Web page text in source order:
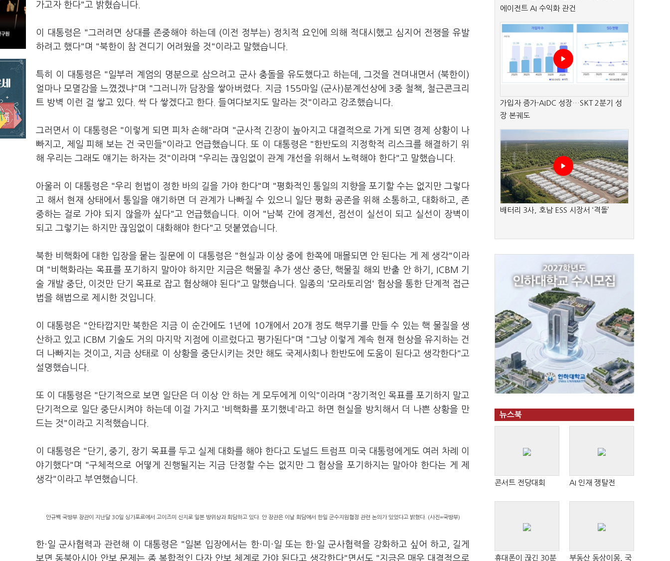
가고자 한다"고 밝혔습니다.
이 대통령은 "그러려면 상대를 존중해야 하는데 (이전 정부는) 정치적 요인에 의해 적대시했고 심지어 전쟁을 유발
하려고 했다"며 "북한이 참 견디기 어려웠을 것"이라고 말했습니다.
특히 이 대통령은 "일부러 계엄의 명분으로 삼으려고 군사 충돌을 유도했다고 하는데, 그것을 견뎌내면서 (북한이)
얼마나 모멸감을 느꼈겠냐"며 "그러니까 담장을 쌓아버렸다. 지금 155마일 (군사)분계선상에 3중 철책, 철근콘크리
트 방벽 이런 걸 쌓고 있다. 싹 다 쌓겠다고 한다. 들여다보지도 말라는 것"이라고 강조했습니다.
그러면서 이 대통령은 "이렇게 되면 피차 손해"라며 "군사적 긴장이 높아지고 대결적으로 가게 되면 경제 상황이 나
빠지고, 제일 피해 보는 건 국민들"이라고 언급했습니다. 또 이 대통령은 "한반도의 지정학적 리스크를 해결하기 위
해 우리는 그래도 얘기는 하자는 것"이라며 "우리는 끊임없이 관계 개선을 위해서 노력해야 한다"고 말했습니다.
아울러 이 대통령은 "우리 헌법이 정한 바의 길을 가야 한다"며 "평화적인 통일의 지향을 포기할 수는 없지만 그렇다
고 해서 현재 상태에서 통일을 얘기하면 더 관계가 나빠질 수 있으니 일단 평화 공존을 위해 소통하고, 대화하고, 존
중하는 걸로 가야 되지 않을까 싶다"고 언급했습니다. 이어 "남북 간에 경계선, 점선이 실선이 되고 실선이 장벽이
되고 그렇기는 하지만 끊임없이 대화해야 한다"고 덧붙였습니다.
북한 비핵화에 대한 입장을 뭍는 질문에 이 대통령은 "현실과 이상 중에 한쪽에 매몰되면 안 된다는 게 제 생각"이라
며 "비핵화라는 목표를 포기하지 말아야 하지만 지금은 핵물질 추가 생산 중단, 핵물질 해외 반출 안 하기, ICBM 기
술 개발 중단, 이것만 단기 목표로 잡고 협상해야 된다"고 말했습니다. 일종의 '모라토리엄' 협상을 통한 단계적 접근
법을 해법으로 제시한 것입니다.
이 대통령은 "안타깝지만 북한은 지금 이 순간에도 1년에 10개에서 20개 정도 핵무기를 만들 수 있는 핵 물질을 생
산하고 있고 ICBM 기술도 거의 마지막 지점에 이르렀다고 평가된다"며 "그냥 이렇게 계속 현재 현상을 유지하는 건
더 나빠지는 것이고, 지금 상태로 이 상황을 중단시키는 것만 해도 국제사회나 한반도에 도움이 된다고 생각한다"고
설명했습니다.
또 이 대통령은 "단기적으로 보면 일단은 더 이상 안 하는 게 모두에게 이익"이라며 "장기적인 목표를 포기하지 말고
단기적으로 일단 중단시켜야 하는데 이걸 가지고 '비핵화를 포기했네'라고 하면 현실을 방치해서 더 나쁜 상황을 만
드는 것"이라고 지적했습니다.
이 대통령은 "단기, 중기, 장기 목표를 두고 실제 대화를 해야 한다고 도널드 트럼프 미국 대통령에게도 여러 차례 이
야기했다"며 "구체적으로 어떻게 진행될지는 지금 단정할 수는 없지만 그 협상을 포기하지는 말아야 한다는 게 제
생각"이라고 부연했습니다.
안규백 국방부 장관이 지난달 30일 싱가포르에서 고이즈미 신지로 일본 방위상과 회담하고 있다. 안 장관은 이날 회담에서 한일 군수지원협정 관련 논의가 있었다고 밝혔다. (사진=국방부)
한·일 군사협력과 관련해 이 대통령은 "일본 입장에서는 한·미·일 또는 한·일 군사협력을 강화하고 싶어 하고, 길게
보면 동북아시아 안보 문제는 좀 복합적인 다자 안보 체계로 가야 된다고 생각한다"면서도 "지금은 매우 대결적으로
에이전트 AI 수익화 관건
가입자 증가·AIDC 성장…SKT 2분기 성
장 본궤도
배터리 3사, 호남 ESS 시장서 ‘격돌’
뉴스북
콘서트 전당대회 AI 인재 쟁탈전
휴대폰이 끊긴 30분
부동산 동상이몽, 국